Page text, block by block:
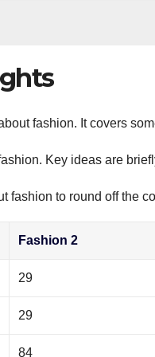
fashion. It covers
Key ideas are
fashion to round off the
Fashion 2
29
29
84